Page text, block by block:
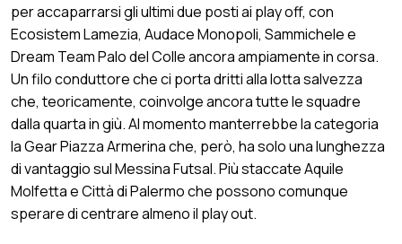
per accaparrarsi gli ultimi due posti ai play off, con
Ecosistem Lamezia, Audace Monopoli, Sammichele e
Dream Team Palo del Colle ancora ampiamente in corsa.
Un filo conduttore che ci porta dritti alla lotta salvezza
che, teoricamente, coinvolge ancora tutte le squadre
dalla quarta in giù. Al momento manterrebbe la categoria
la Gear Piazza Armerina che, però, ha solo una lunghezza
di vantaggio sul Messina Futsal. Più staccate Aquile
Molfetta e Città di Palermo che possono comunque
sperare di centrare almeno il play out.